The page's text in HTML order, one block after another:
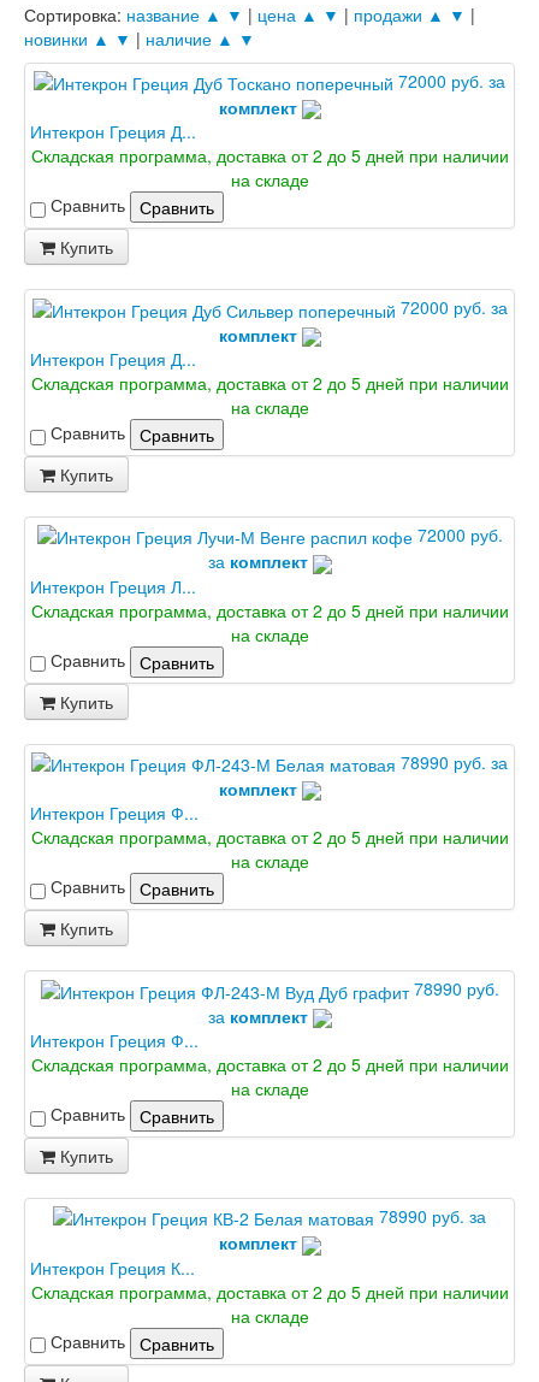
Сортировка: название ▲ ▼ | цена ▲ ▼ | продажи ▲ ▼ |
новинки ▲ ▼ | наличие ▲ ▼
72000 руб. за
комплект
Интекрон Греция Д...
Складская программа, доставка от 2 до 5 дней при наличии
на складе
Сравнить Сравнить
Купить
72000 руб. за
комплект
Интекрон Греция Д...
Складская программа, доставка от 2 до 5 дней при наличии
на складе
Сравнить Сравнить
Купить
72000 руб.
за комплект
Интекрон Греция Л...
Складская программа, доставка от 2 до 5 дней при наличии
на складе
Сравнить Сравнить
Купить
78990 руб. за
комплект
Интекрон Греция Ф...
Складская программа, доставка от 2 до 5 дней при наличии
на складе
Сравнить Сравнить
Купить
78990 руб.
за комплект
Интекрон Греция Ф...
Складская программа, доставка от 2 до 5 дней при наличии
на складе
Сравнить Сравнить
Купить
78990 руб. за
комплект
Интекрон Греция К...
Складская программа, доставка от 2 до 5 дней при наличии
на складе
Сравнить Сравнить